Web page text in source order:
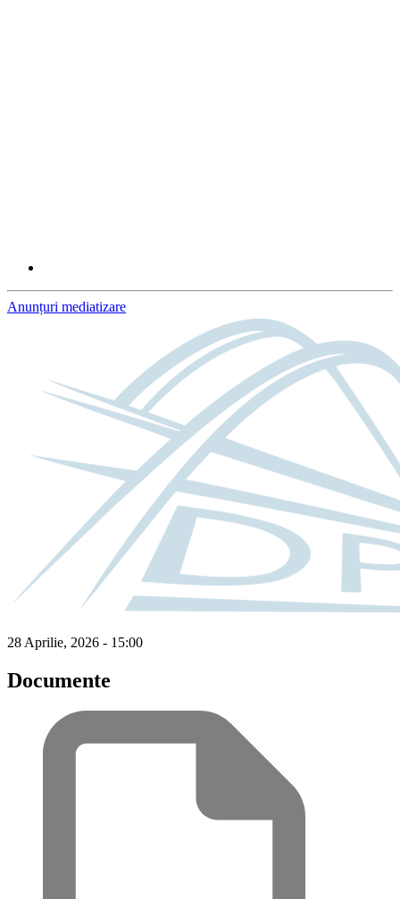
Anunțuri mediatizare
28 Aprilie, 2026 - 15:00
Documente